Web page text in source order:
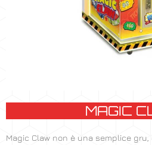
MAGIC
Magic Claw non è una semplice